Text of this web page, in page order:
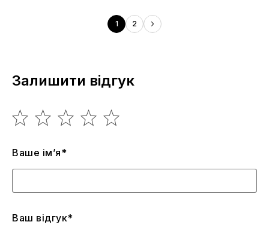
1 2
Залишити відгук
Ваше ім’я*
Ваш відгук*